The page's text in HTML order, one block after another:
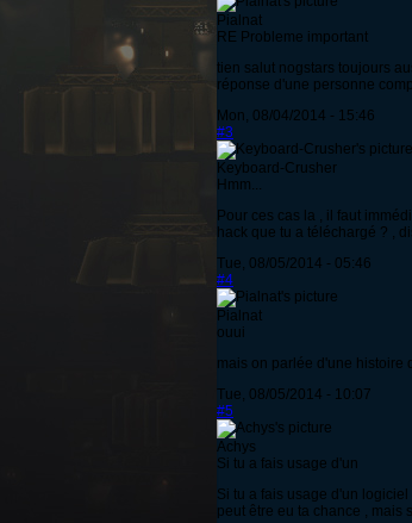
Pialnat
RE Probleme important
tien salut nogstars toujours
réponse d'une personne
Mon, 08/04/2014 - 15:46
#3
Keyboard-Crusher
Hmm...
Pour ces cas la , il faut
hack que tu a téléchargé ? ,
Tue, 08/05/2014 - 05:46
#4
Pialnat
ouui
mais on parlée d'une histoire
Tue, 08/05/2014 - 10:07
#5
Achys
Si tu a fais usage d'un
Si tu a fais usage d'un
peut être eu ta chance , mais